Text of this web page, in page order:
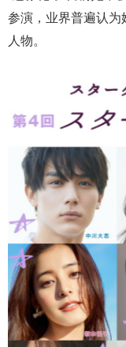
参演，业界普遍认为
人物。